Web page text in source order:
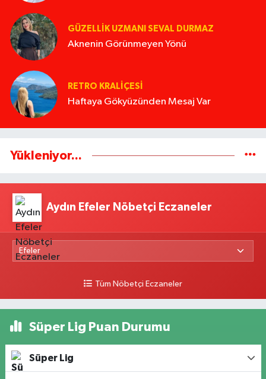
GÜZELLIK UZMANI SEVAL DURMAZ
Aknenin Görünmeyen Yönü
RETRO KRALIÇESI
Haftaya Gökyüzünden Mesaj Var
Yükleniyor...
Aydın Efeler Nöbetçi Eczaneler
Tüm Nöbetçi Eczaneler
Süper Lig Puan Durumu
Süper Lig